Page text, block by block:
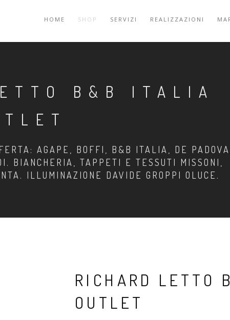
HOME SHOP SERVIZI REALIZZAZIONI
B&B ITALIA
AGAPE, BOFFI, B&B ITALIA, DE PADOVA,
BIANCHERIA, TAPPETI E TESSUTI MISSONI,
ILLUMINAZIONE DAVIDE GROPPI OLUCE.
RICHARD LETTO
OUTLET